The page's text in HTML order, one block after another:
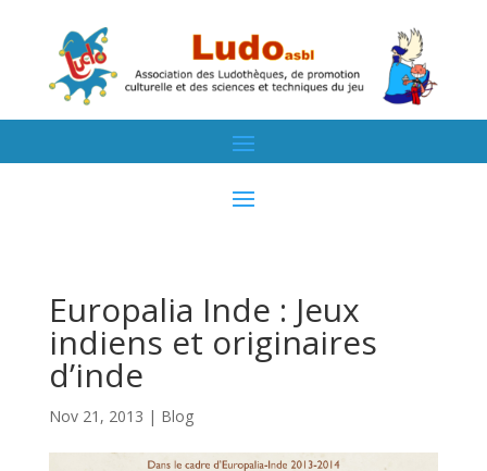
Europalia Inde : Jeux
indiens et originaires
d’inde
Nov 21, 2013 | Blog